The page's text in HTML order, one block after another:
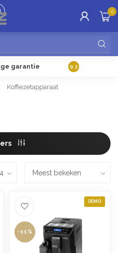
0
garantie Gratis
9.3
Koffiezetapparaat
DEMO
-11%